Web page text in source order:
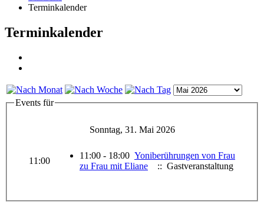
Terminkalender
Terminkalender
Events für
Sonntag, 31. Mai 2026
11:00
11:00 - 18:00 Yoniberührungen von Frau
zu Frau mit Eliane
:: Gastveranstaltung